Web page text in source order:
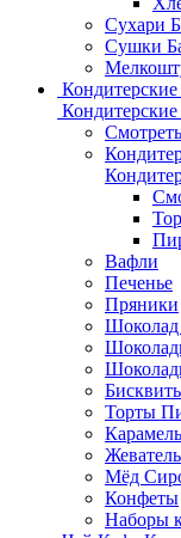
Сухари
Сушки
Кондитерские
Кондитерские
Вафли
Печенье
Пряники
Шоколад
Торты
Мёд
Конфеты
Наборы